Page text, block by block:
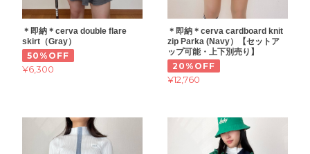
＊即納＊cerva double flare
skirt（Gray）
50%OFF
¥6,300
＊即納＊cerva cardboard knit
zip Parka (Navy）【セットア
ップ可能・上下別売り】
20%OFF
¥12,760